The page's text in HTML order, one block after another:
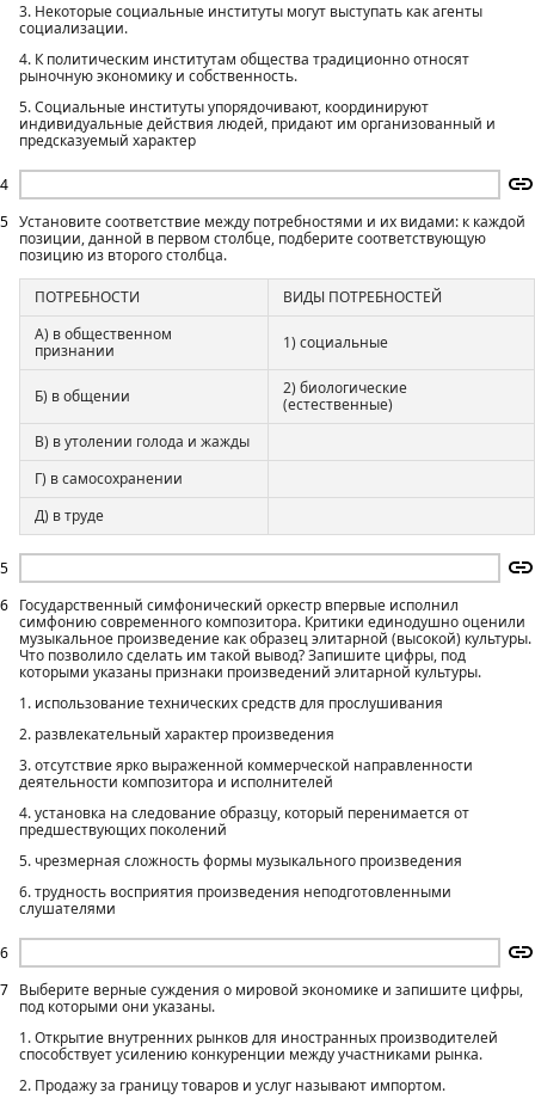
4
3. Некоторые социальные институты могут выступать как агенты
социализации.
4. К политическим институтам общества традиционно относят
рыночную экономику и собственность.
5. Социальные институты упорядочивают, координируют
индивидуальные действия людей, придают им организованный и
предсказуемый характер
5
5
Установите соответствие между потребностями и их видами: к каждой
позиции, данной в первом столбце, подберите соответствующую
позицию из второго столбца.
ПОТРЕБНОСТИ
ВИДЫ ПОТРЕБНОСТЕЙ
А) в общественном
признании
1) социальные
Б) в общении
2) биологические
(естественные)
В) в утолении голода и жажды
Г) в самосохранении
Д) в труде
6
6
Государственный симфонический оркестр впервые исполнил
симфонию современного композитора. Критики единодушно оценили
музыкальное произведение как образец элитарной (высокой) культуры.
Что позволило сделать им такой вывод? Запишите цифры, под
которыми указаны признаки произведений элитарной культуры.
1. использование технических средств для прослушивания
2. развлекательный характер произведения
3. отсутствие ярко выраженной коммерческой направленности
деятельности композитора и исполнителей
4. установка на следование образцу, который перенимается от
предшествующих поколений
5. чрезмерная сложность формы музыкального произведения
6. трудность восприятия произведения неподготовленными
слушателями
7
Выберите верные суждения о мировой экономике и запишите цифры,
под которыми они указаны.
1. Открытие внутренних рынков для иностранных производителей
способствует усилению конкуренции между участниками рынка.
2. Продажу за границу товаров и услуг называют импортом.